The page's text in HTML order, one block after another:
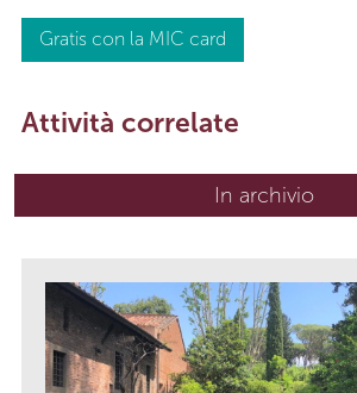
Gratis con la MIC card
Attività correlate
In archivio